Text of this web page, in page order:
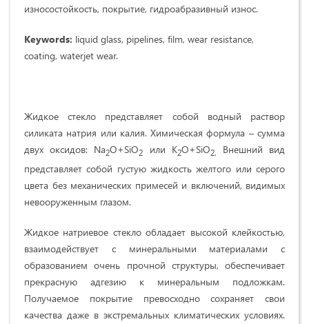
износостойкость, покрытие, гидроабразивный износ.
Keywords: liquid glass, pipelines, film, wear resistance,
coating, waterjet wear.
Жидкое стекло представляет собой водный раствор
силиката натрия или калия. Химическая формула – сумма
двух оксидов: Na2O+SiO2 или К2О+SiO2.
Внешний вид
представляет собой густую жидкость желтого или серого
цвета без механических примесей и включений, видимых
невооруженным глазом.
Жидкое натриевое стекло обладает высокой клейкостью,
взаимодействует с минеральными материалами с
образованием очень прочной структуры, обеспечивает
прекрасную адгезию к минеральным подложкам.
Получаемое покрытие превосходно сохраняет свои
качества даже в экстремальных климатических условиях.